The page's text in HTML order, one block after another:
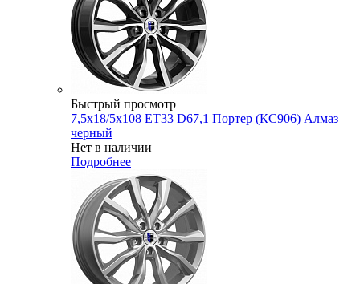
Быстрый просмотр
7,5x18/5x108 ET33 D67,1 Портер (КС906) Алмаз
черный
Нет в наличии
Подробнее